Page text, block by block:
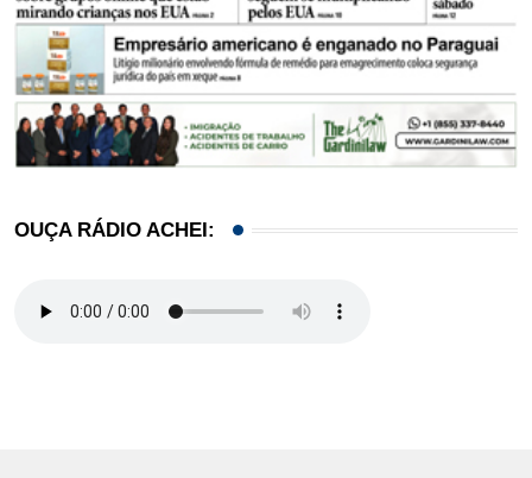
OUÇA RÁDIO ACHEI: